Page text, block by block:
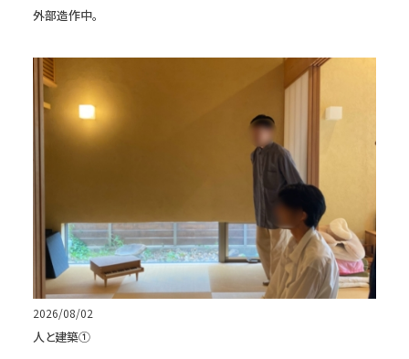
外部造作中。
2026/08/02
人と建築①